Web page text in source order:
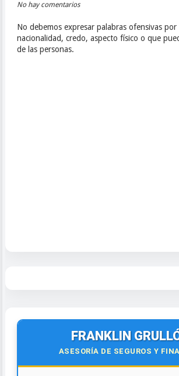
No hay comentarios
No debemos expresar palabras ofensivas
nacionalidad, credo, aspecto físico o que
de las personas.
FRANKLIN
ASESORÍA DE SEGUROS Y